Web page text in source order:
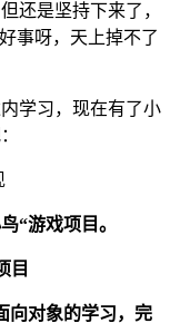
还是坚持下来了，
事呀，天上掉不了
学习，现在有了小
“游戏项目。
向对象的学习，完